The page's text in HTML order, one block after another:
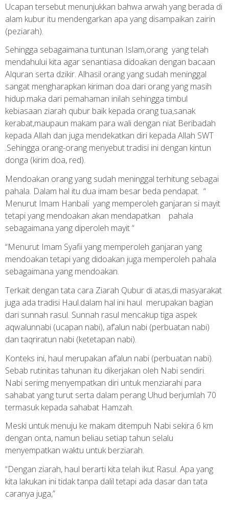
Ucapan tersebut menunjukkan bahwa arwah yang berada di
alam kubur itu mendengarkan apa yang disampaikan zairin
(peziarah).
Sehingga sebagaimana tuntunan Islam,orang yang telah
mendahului kita agar senantiasa didoakan dengan bacaan
Alquran serta dzikir. Alhasil orang yang sudah meninggal
sangat mengharapkan kiriman doa dari orang yang masih
hidup.maka dari pemahaman inilah sehingga timbul
kebiasaan ziarah qubur baik kepada orang tua,sanak
kerabat,maupaun makam para wali dengan niat Beribadah
kepada Allah dan juga mendekatkan diri kepada Allah SWT
.Sehingga orang-orang menyebut tradisi ini dengan kintun
donga (kirim doa, red).
Mendoakan orang yang sudah meninggal terhitung sebagai
pahala. Dalam hal itu dua imam besar beda pendapat. “
Menurut Imam Hanbali yang memperoleh ganjaran si mayit
tetapi yang mendoakan akan mendapatkan pahala
sebagaimana yang diperoleh mayit “
“Menurut Imam Syafii yang memperoleh ganjaran yang
mendoakan tetapi yang didoakan juga memperoleh pahala
sebagaimana yang mendoakan.
Terkait dengan tata cara Ziarah Qubur di atas,di masyarakat
juga ada tradisi Haul.dalam hal ini haul merupakan bagian
dari sunnah rasul. Sunnah rasul mencakup tiga aspek
aqwalunnabi (ucapan nabi), af’alun nabi (perbuatan nabi)
dan taqriratun nabi (ketetapan nabi).
Konteks ini, haul merupakan af’alun nabi (perbuatan nabi).
Sebab rutinitas tahunan itu dikerjakan oleh Nabi sendiri.
Nabi serimg menyempatkan diri untuk menziarahi para
sahabat yang turut serta dalam perang Uhud berjumlah 70
termasuk kepada sahabat Hamzah.
Meski untuk menuju ke makam ditempuh Nabi sekira 6 km
dengan onta, namun beliau setiap tahun selalu
menyempatkan waktu untuk berziarah.
“Dengan ziarah, haul berarti kita telah ikut Rasul. Apa yang
kita lakukan ini tidak tanpa dalil tetapi ada dasar dan tata
caranya juga,”